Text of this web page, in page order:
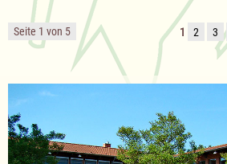
Seite 1 von 5 1 2 3